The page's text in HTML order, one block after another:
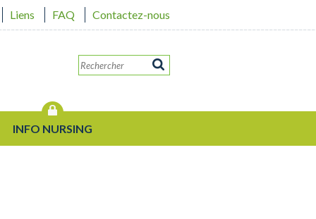
Liens FAQ Contactez-nous
INFO NURSING